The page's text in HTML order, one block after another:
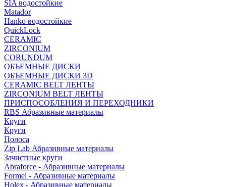
SIA водостойкие
Matador
Hanko водостойкие
QuickLock
CERAMIC
ZIRCONIUM
СORUNDUM
ОБЪЕМНЫЕ ДИСКИ
ОБЪЕМНЫЕ ДИСКИ 3D
CERAMIC BELT ЛЕНТЫ
ZIRCONIUM BELT ЛЕНТЫ
ПРИСПОСОБЛЕНИЯ И ПЕРЕХОДНИКИ
RBS Абразивные материалы
Круги
Круги
Полоса
Zip Lab Абразивные материалы
Зачистные круги
Abraforce - Абразивные материалы
Formel - Абразивные материалы
Holex - Абразивные материалы